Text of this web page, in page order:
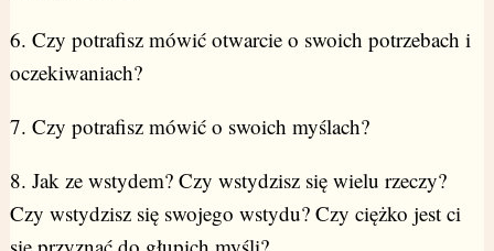
6. Czy potrafisz mówić otwarcie o swoich potrzebach i
oczekiwaniach?
7. Czy potrafisz mówić o swoich myślach?
8. Jak ze wstydem? Czy wstydzisz się wielu rzeczy?
Czy wstydzisz się swojego wstydu? Czy ciężko jest ci